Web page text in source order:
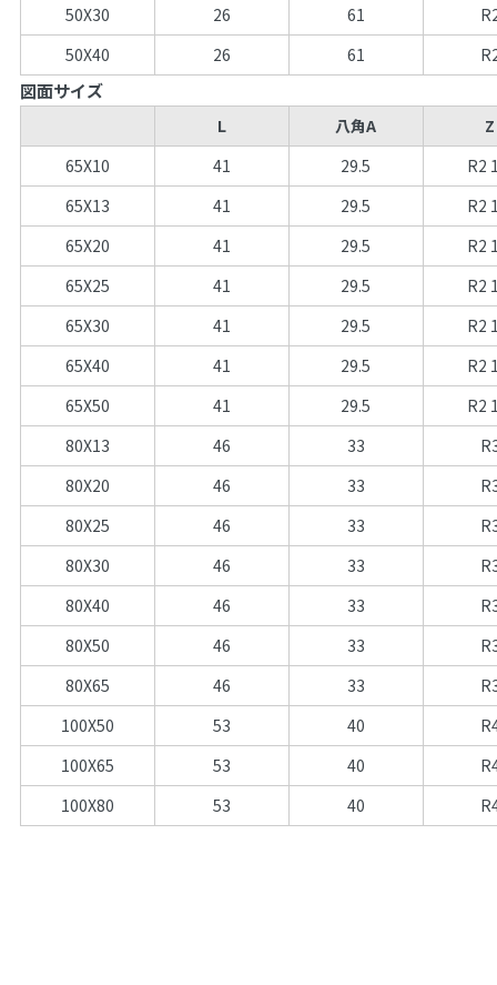
50X30
26 61
50X40
26 61
図面サイズ
L 八角A
Z
65X10
41 29.5
R2
65X13
41 29.5
R2
65X20
41 29.5
R2
65X25
41 29.5
R2
65X30
41 29.5
R2
65X40
41 29.5
R2
65X50
41 29.5
R2
80X13
46 33
80X20
46 33
80X25
46 33
80X30
46 33
80X40
46 33
80X50
46 33
80X65
46 33
100X50
53 40
100X65
53 40
100X80
53 40